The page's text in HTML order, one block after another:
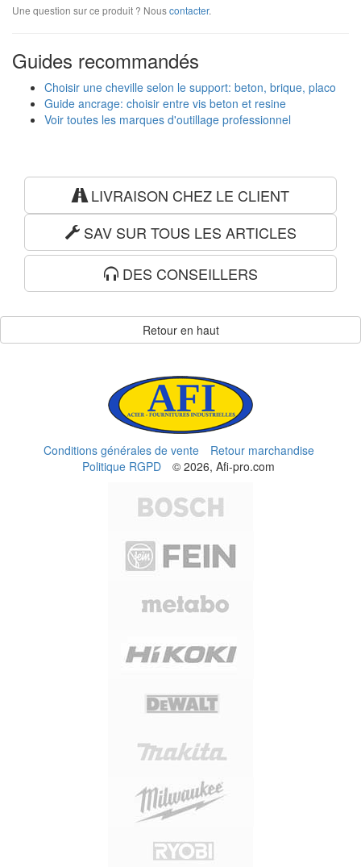
Une question sur ce produit ? Nouscontacter.
Guides recommandés
Choisir une cheville selon le support: beton, brique, placo
Guide ancrage: choisir entre vis beton et resine
Voir toutes les marques d'outillage professionnel
LIVRAISON CHEZ LE CLIENT
SAV SUR TOUS LES ARTICLES
DES CONSEILLERS
Retour en haut
Conditions générales de vente
Retour marchandise
Politique RGPD
© 2026, Afi-pro.com